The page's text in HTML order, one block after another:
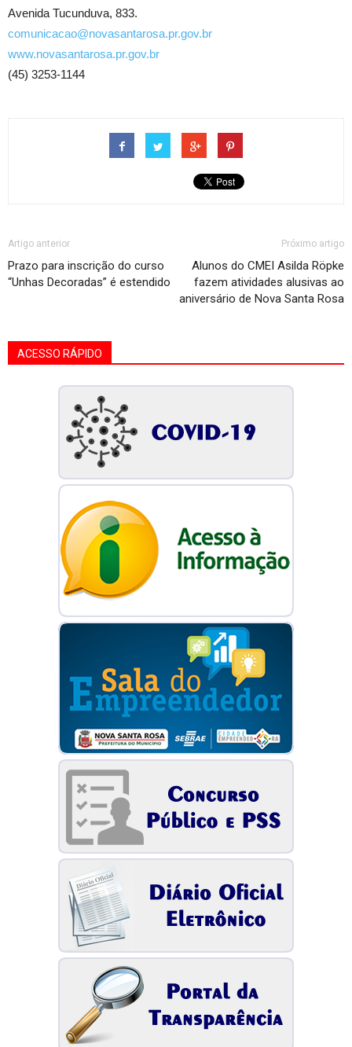
Avenida Tucunduva, 833.
comunicacao@novasantarosa.pr.gov.br
www.novasantarosa.pr.gov.br
(45) 3253-1144
Artigo anterior
Prazo para inscrição do curso
“Unhas Decoradas” é estendido
Próximo artigo
Alunos do CMEI Asilda Röpke
fazem atividades alusivas ao
aniversário de Nova Santa Rosa
ACESSO RÁPIDO